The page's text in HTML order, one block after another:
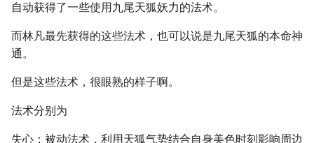
自动获得了一些使用九尾天狐妖力的法术。
而林凡最先获得的这些法术，也可以说是九尾天狐的本命神
通。
但是这些法术，很眼熟的样子啊。
法术分别为
失心：被动法术，利用天狐气势结合自身美色时刻影响周边